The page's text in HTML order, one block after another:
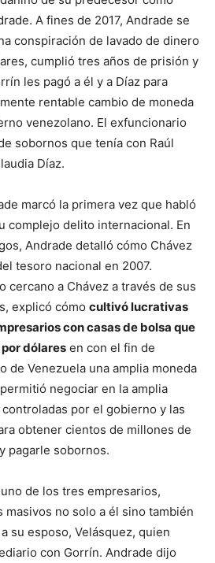
A fines de 2017, Andrade se
conspiración de lavado de dinero
cumplió tres años de prisión y
les pagó a él y a Díaz para
rentable cambio de moneda
venezolano. El exfuncionario
sobornos que tenía con Raúl
Díaz.
marcó la primera vez que habló
complejo delito internacional. En
Andrade detalló cómo Chávez
tesoro nacional en 2007.
cercano a Chávez a través de sus
explicó cómo cultivó lucrativas
con casas de bolsa que
dólares en con el fin de
de Venezuela una amplia moneda
negociar en la amplia
por el gobierno y las
obtener cientos de millones de
pagarle sobornos.
de los tres empresarios,
masivos no solo a él sino también
su esposo, Velásquez, quien
con Gorrín. Andrade dijo